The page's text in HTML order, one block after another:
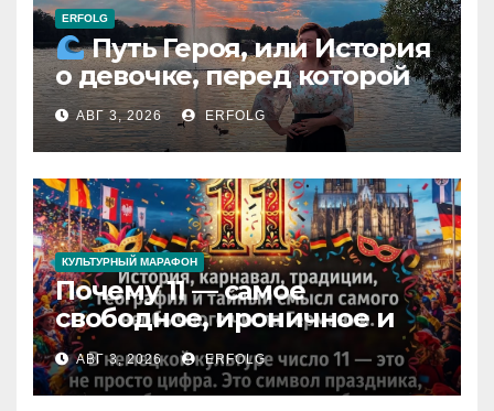
ERFOLG
Путь Героя, или История
о девочке, перед которой
расступился океан
(И почему это про каждую
из нас)
АВГ 3, 2026 ERFOLG
КУЛЬТУРНЫЙ МАРАФОН
Почему 11 — самое
свободное, ироничное и
любимое число в
немецкой культуре?
АВГ 3, 2026 ERFOLG